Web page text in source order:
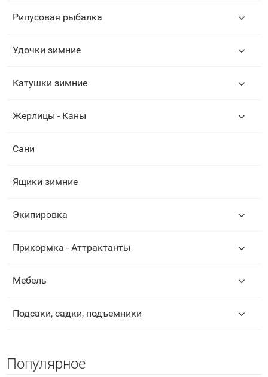
Рипусовая рыбалка
Удочки зимние
Катушки зимние
Жерлицы - Каны
Сани
Ящики зимние
Экипировка
Прикормка - Аттрактанты
Мебель
Подсаки, садки, подъемники
Популярное